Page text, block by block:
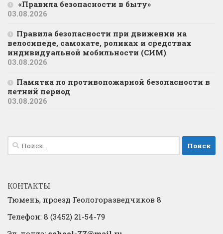
«Правила безопасности в быту»
03.08.2026
Правила безопасности при движении на
велосипеде, самокате, роликах и средствах
индивидуальной мобильности (СИМ)
03.08.2026
Памятка по противопожарной безопасности в
летний период
03.08.2026
Найти:
КОНТАКТЫ
Тюмень, проезд Геологоразведчиков 8
Телефон: 8 (3452) 21-54-79